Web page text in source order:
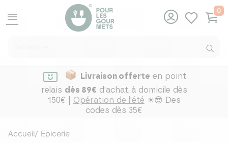
menu
0
Livraison offerte en point
relais dès 89€ d'achat, à domicile dès
150€ | Opération de l'été ☀😎 Des
codes dès 35€
Accueil Epicerie